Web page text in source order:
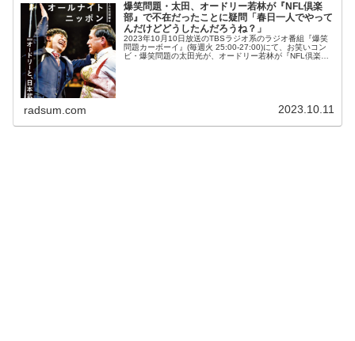
爆笑問題・太田、オードリー若林が『NFL倶楽
部』で不在だったことに疑問「春日一人でやって
んだけどどうしたんだろうね？」
2023年10月10日放送のTBSラジオ系のラジオ番組『爆笑
問題カーボーイ』(毎週火 25:00-27:00)にて、お笑いコン
ビ・爆笑問題の太田光が、オードリー若林が『NFL倶楽
radsum.com 2023.10.11